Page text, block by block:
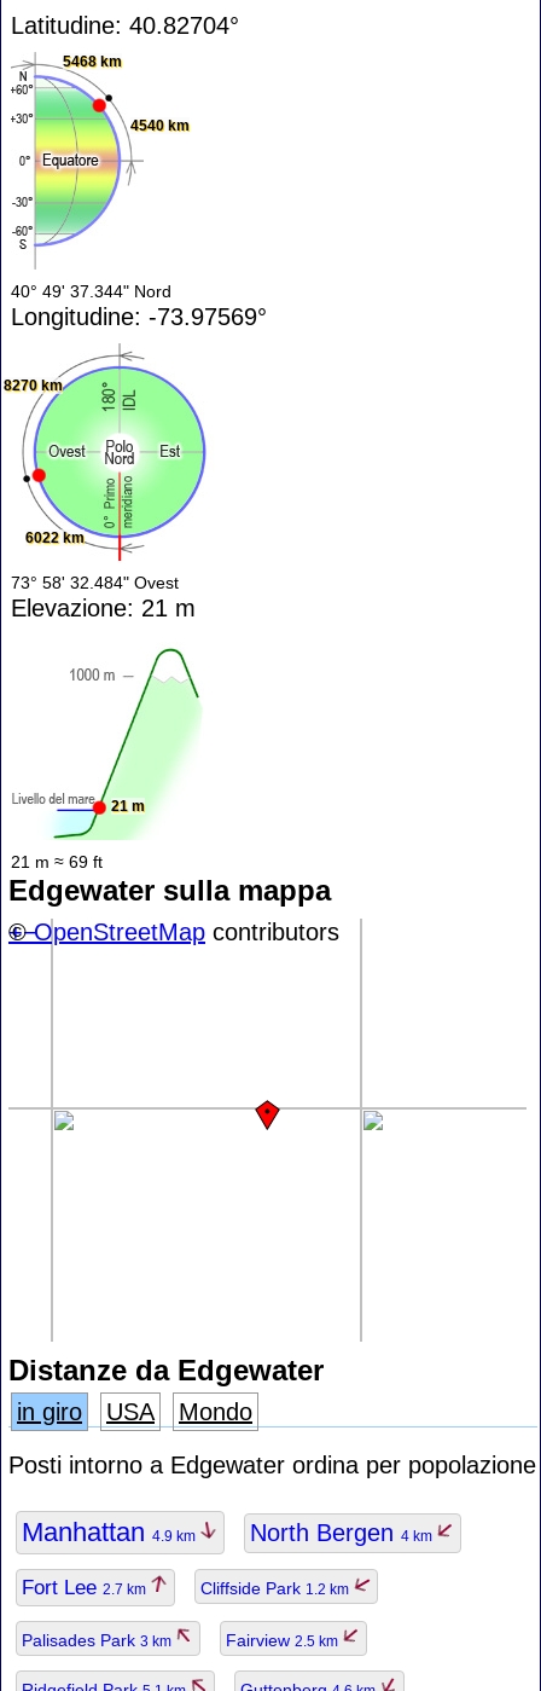
Latitudine: 40.82704°
5468 km
4540 km
40° 49' 37.344" Nord
Longitudine: -73.97569°
6022 km
8270 km
73° 58' 32.484" Ovest
Elevazione: 21 m
21 m
21 m ≈ 69 ft
Edgewater sulla mappa
+−
©OpenStreetMap contributors
Distanze da Edgewater
in giro USA
Mondo
Posti intorno a Edgewater ordina per popolazione
Manhattan 4.9 km North Bergen 4 km
Fort Lee 2.7 km Cliffside Park 1.2 km
Palisades Park 3 km Fairview 2.5 km